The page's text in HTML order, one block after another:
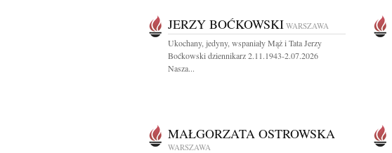
JERZY BOĆKOWSKI WARSZAWA
Ukochany, jedyny, wspaniały Mąż i Tata Jerzy
Boćkowski dziennikarz 2.11.1943-2.07.2026
Nasza...
MAŁGORZATA OSTROWSKA
WARSZAWA